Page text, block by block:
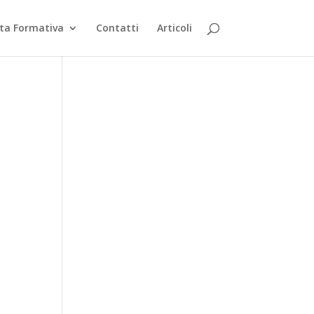
Formativa Contatti Articoli